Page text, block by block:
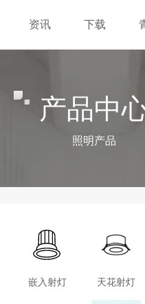
资讯 下载
产品中
照明产品
嵌入射灯 天花射灯